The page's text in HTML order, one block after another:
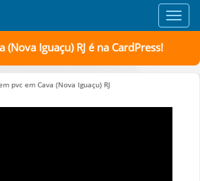
(Nova Iguaçu) RJ é na CardPress!
pvc em Cava (Nova Iguaçu) RJ